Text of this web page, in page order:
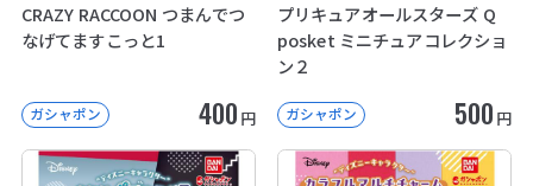
CRAZY RACCOON つまんでつ
なげてますこっと1
ガシャポン 400 円
プリキュアオールスターズ Q
posket ミニチュアコレクショ
ン２
ガシャポン 500 円